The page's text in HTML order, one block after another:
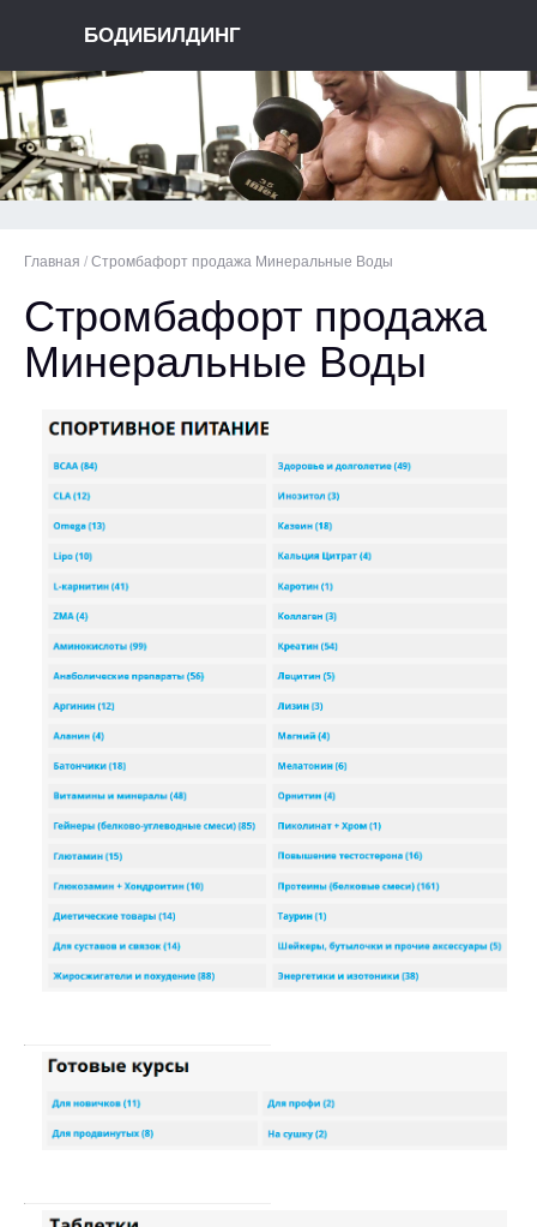
БОДИБИЛДИНГ
Главная / Стромбафорт продажа Минеральные Воды
Стромбафорт продажа
Минеральные Воды